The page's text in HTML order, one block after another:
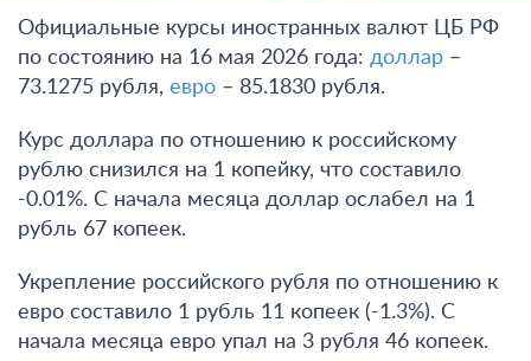
Официальные курсы иностранных валют ЦБ РФ
по состоянию на 16 мая 2026 года: доллар –
73.1275 рубля, евро – 85.1830 рубля.
Курс доллара по отношению к российскому
рублю снизился на 1 копейку, что составило
-0.01%. С начала месяца доллар ослабел на 1
рубль 67 копеек.
Укрепление российского рубля по отношению к
евро составило 1 рубль 11 копеек (-1.3%). С
начала месяца евро упал на 3 рубля 46 копеек.